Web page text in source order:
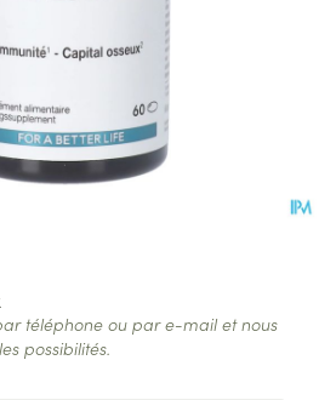
téléphone ou par e-mail et nous
possibilités.